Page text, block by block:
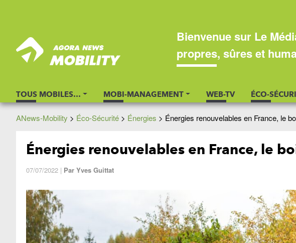
Bienvenue sur Le
propres, sûres et
TOUS MOBILES… MOBI-MANAGEMENT WEB-TV ÉCO-
ANews-Mobility > Éco-Sécurité > Énergies > Énergies renouvelables en France, le
Énergies renouvelables en France, le
07/07/2022 | Par Yves Guittat